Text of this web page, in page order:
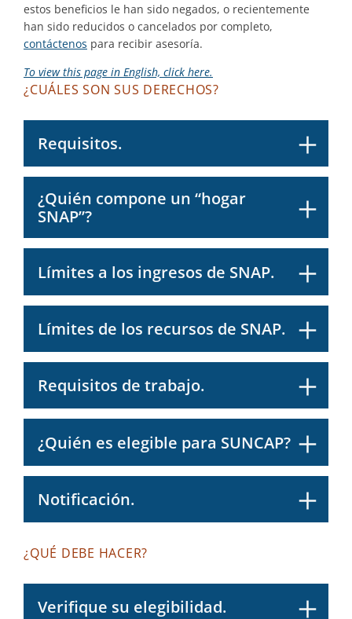
estos beneficios le han sido negados, o recientemente
han sido reducidos o cancelados por completo,
contáctenos para recibir asesoría.
To view this page in English, click here.
¿CUÁLES SON SUS DERECHOS?
Requisitos.
¿Quién compone un “hogar
SNAP”?
Límites a los ingresos de SNAP.
Límites de los recursos de SNAP.
Requisitos de trabajo.
¿Quién es elegible para SUNCAP?
Notificación.
¿QUÉ DEBE HACER?
Verifique su elegibilidad.